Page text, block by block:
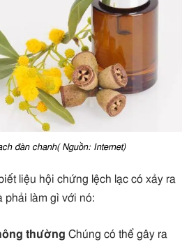
đàn chanh( Nguồn: Internet)
liệu hội chứng lệch lạc có xảy ra
phải làm gì với nó:
thường Chúng có thể gây ra